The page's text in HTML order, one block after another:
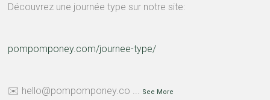
Découvrez une journée type sur notre site:
pompomponey.com/journee-type/
✉️ hello@pompomponey.co See More